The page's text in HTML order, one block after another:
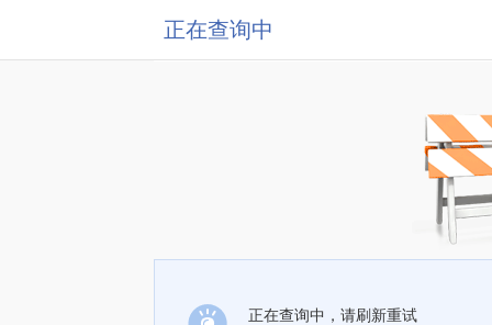
正在查询中
正在查询中，请刷新重试